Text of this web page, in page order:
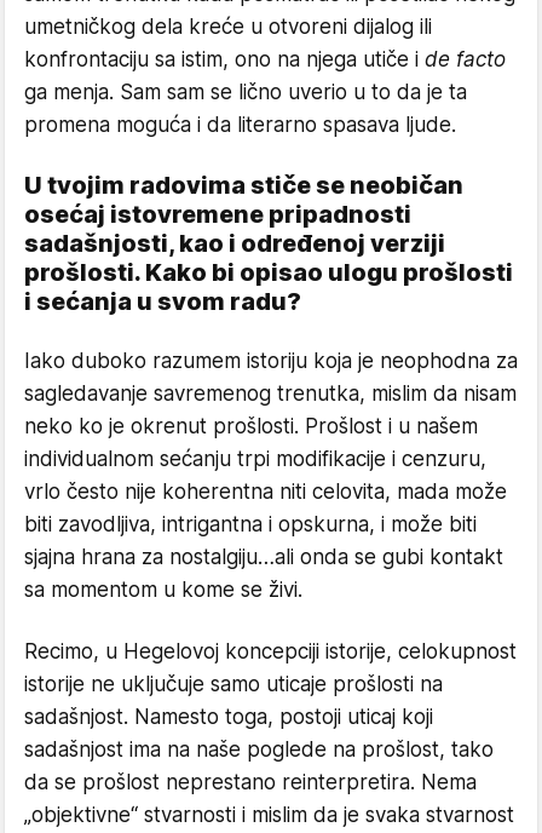
umetničkog dela kreće u otvoreni dijalog ili
konfrontaciju sa istim, ono na njega utiče i de facto
ga menja. Sam sam se lično uverio u to da je ta
promena moguća i da literarno spasava ljude.
U tvojim radovima stiče se neobičan
osećaj istovremene pripadnosti
sadašnjosti, kao i određenoj verziji
prošlosti. Kako bi opisao ulogu prošlosti
i sećanja u svom radu?
Iako duboko razumem istoriju koja je neophodna za
sagledavanje savremenog trenutka, mislim da nisam
neko ko je okrenut prošlosti. Prošlost i u našem
individualnom sećanju trpi modifikacije i cenzuru,
vrlo često nije koherentna niti celovita, mada može
biti zavodljiva, intrigantna i opskurna, i može biti
sjajna hrana za nostalgiju…ali onda se gubi kontakt
sa momentom u kome se živi.
Recimo, u Hegelovoj koncepciji istorije, celokupnost
istorije ne uključuje samo uticaje prošlosti na
sadašnjost. Namesto toga, postoji uticaj koji
sadašnjost ima na naše poglede na prošlost, tako
da se prošlost neprestano reinterpretira. Nema
„objektivne“ stvarnosti i mislim da je svaka stvarnost